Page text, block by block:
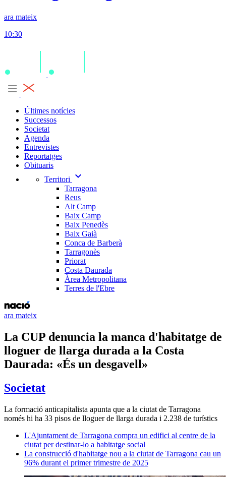
ara mateix
10:30
Últimes notícies
Successos
Societat
Agenda
Entrevistes
Reportatges
Obituaris
Territori
expand_more
Tarragona
Reus
Alt Camp
Baix Camp
Baix Penedès
Baix Gaià
Conca de Barberà
Tarragonès
Priorat
Costa Daurada
Àrea Metropolitana
Terres de l'Ebre
ara mateix
La CUP denuncia la manca d'habitatge de
lloguer de llarga durada a la Costa
Daurada: «És un desgavell»
Societat
La formació anticapitalista apunta que a la ciutat de Tarragona
només hi ha 33 pisos de lloguer de llarga durada i 2.238 de turístics
L'Ajuntament de Tarragona compra un edifici al centre de la
ciutat per destinar-lo a habitatge social
La construcció d'habitatge nou a la ciutat de Tarragona cau un
96% durant el primer trimestre de 2025